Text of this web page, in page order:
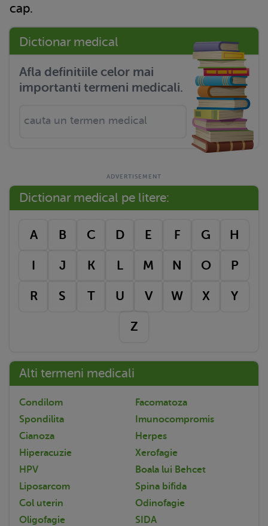
cap.
Dictionar medical
Afla definitiile celor mai
importanti termeni medicali.
Dictionar medical pe litere:
A B C D E F G H
I J K L M N O P
R S T U V W X Y
Z
Alti termeni medicali
Condilom
Facomatoza
Spondilita
Imunocompromis
Cianoza
Herpes
Hiperacuzie
Xerofagie
HPV
Boala lui Behcet
Liposarcom
Spina bifida
Col uterin
Odinofagie
Oligofagie
SIDA